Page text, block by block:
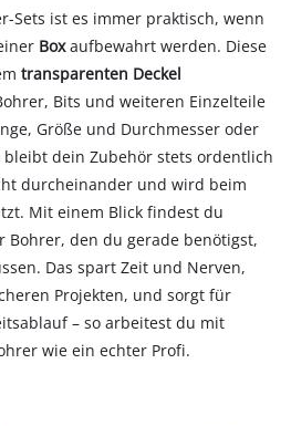
Sets ist es immer praktisch, wenn
Boxaufbewahrt werden. Diese
transparenten Deckel
Bits und weiteren Einzelteile
Größe und Durchmesser oder
dein Zubehör stets ordentlich
durcheinander und wird beim
Mit einem Blick findest du
Bohrer, den du gerade benötigst,
Das spart Zeit und Nerven,
Projekten, und sorgt für
– so arbeitest du mit
wie ein echter Profi.